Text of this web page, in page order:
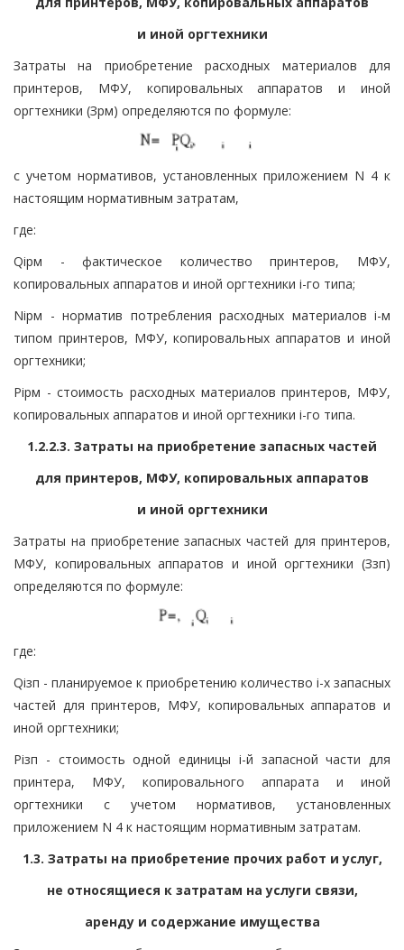
и иной оргтехники
Затраты на приобретение расходных материалов для
принтеров, МФУ, копировальных аппаратов и иной
оргтехники (Зрм) определяются по формуле:
с учетом нормативов, установленных приложением N 4 к
настоящим нормативным затратам,
где:
Qiрм - фактическое количество принтеров, МФУ,
копировальных аппаратов и иной оргтехники i-го типа;
Niрм - норматив потребления расходных материалов i-м
типом принтеров, МФУ, копировальных аппаратов и иной
оргтехники;
Piрм - стоимость расходных материалов принтеров, МФУ,
копировальных аппаратов и иной оргтехники i-го типа.
1.2.2.3. Затраты на приобретение запасных частей
для принтеров, МФУ, копировальных аппаратов
и иной оргтехники
Затраты на приобретение запасных частей для принтеров,
МФУ, копировальных аппаратов и иной оргтехники (Ззп)
определяются по формуле:
где:
Qiзп - планируемое к приобретению количество i-х запасных
частей для принтеров, МФУ, копировальных аппаратов и
иной оргтехники;
Piзп - стоимость одной единицы i-й запасной части для
принтера, МФУ, копировального аппарата и иной
оргтехники с учетом нормативов, установленных
приложением N 4 к настоящим нормативным затратам.
1.3. Затраты на приобретение прочих работ и услуг,
не относящиеся к затратам на услуги связи,
аренду и содержание имущества